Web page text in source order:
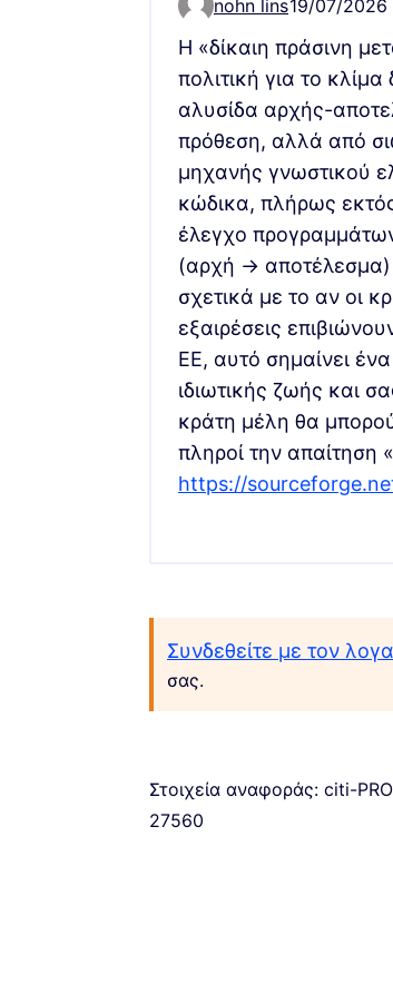
Comment 22705
nohn lins19/07/2026
Η «δίκαιη πράσινη
πολιτική για το
αλυσίδα αρχής-
πρόθεση, αλλά από
μηχανής γνωστικού
κώδικα, πλήρως
έλεγχο
(αρχή → αποτέλεσμα)
σχετικά με το αν οι
εξαιρέσεις
ΕΕ, αυτό σημαίνει
ιδιωτικής ζωής και
κράτη μέλη θα
πληροί την απαίτηση
https://
Συνδεθείτε με τον
σας.
Στοιχεία αναφοράς: citi-
27560